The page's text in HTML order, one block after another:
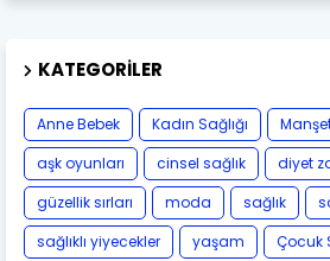
KATEGORILER
Anne Bebek Kadın Sağlığı
aşk oyunları
cinsel sağlık
diyet
güzellik sırları
moda sağlık
sağlıklı yiyecekler
yaşam Çocuk